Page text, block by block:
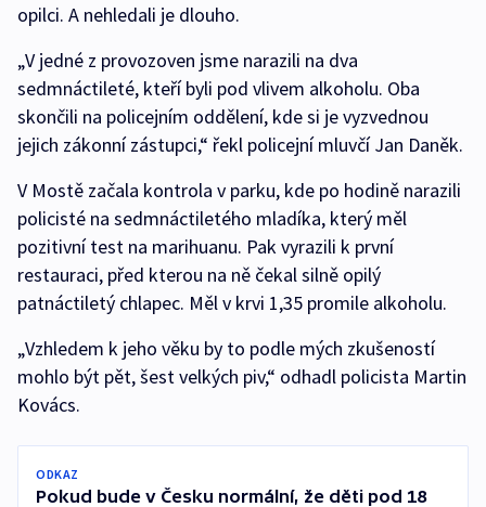
opilci. A nehledali je dlouho.
„V jedné z provozoven jsme narazili na dva
sedmnáctileté, kteří byli pod vlivem alkoholu. Oba
skončili na policejním oddělení, kde si je vyzvednou
jejich zákonní zástupci,“ řekl policejní mluvčí Jan Daněk.
V Mostě začala kontrola v parku, kde po hodině narazili
policisté na sedmnáctiletého mladíka, který měl
pozitivní test na marihuanu. Pak vyrazili k první
restauraci, před kterou na ně čekal silně opilý
patnáctiletý chlapec. Měl v krvi 1,35 promile alkoholu.
„Vzhledem k jeho věku by to podle mých zkušeností
mohlo být pět, šest velkých piv,“ odhadl policista Martin
Kovács.
ODKAZ
Pokud bude v Česku normální, že děti pod 18